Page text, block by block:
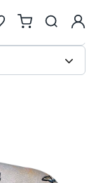
리빙·
검색